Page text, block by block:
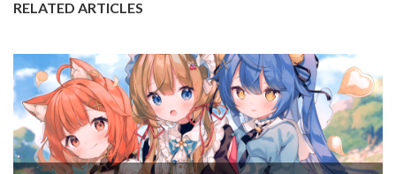
RELATED ARTICLES